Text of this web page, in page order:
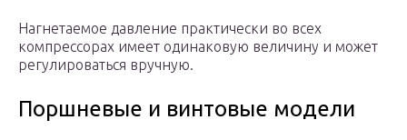
Нагнетаемое давление практически во всех
компрессорах имеет одинаковую величину и может
регулироваться вручную.
Поршневые и винтовые модели